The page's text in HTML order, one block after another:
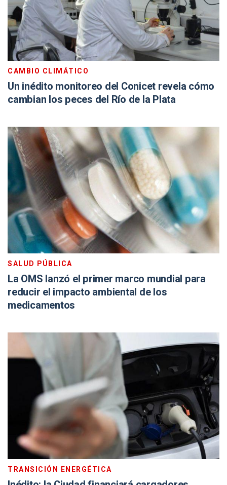
CAMBIO CLIMÁTICO
Un inédito monitoreo del Conicet revela cómo
cambian los peces del Río de la Plata
SALUD PÚBLICA
La OMS lanzó el primer marco mundial para
reducir el impacto ambiental de los
medicamentos
TRANSICIÓN ENERGÉTICA